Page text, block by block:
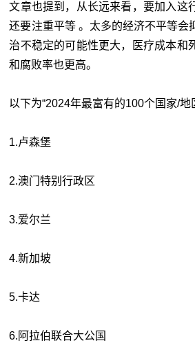
文章也提到，从长远来看，要加入这
还要注重平等 。太多的经济不平等会
治不稳定的可能性更大，医疗成本和
和腐败率也更高。
以下为“2024年最富有的100个国家/地
1.卢森堡
2.澳门特别行政区
3.爱尔兰
4.新加坡
5.卡达
6.阿拉伯联合大公国